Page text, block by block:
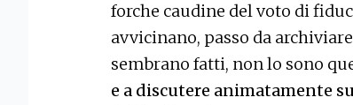
forche caudine del voto di
avvicinano, passo da
sembrano fatti, non lo sono
e a discutere animatamente